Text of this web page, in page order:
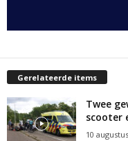
Gerelateerde items
Twee
scooter
10